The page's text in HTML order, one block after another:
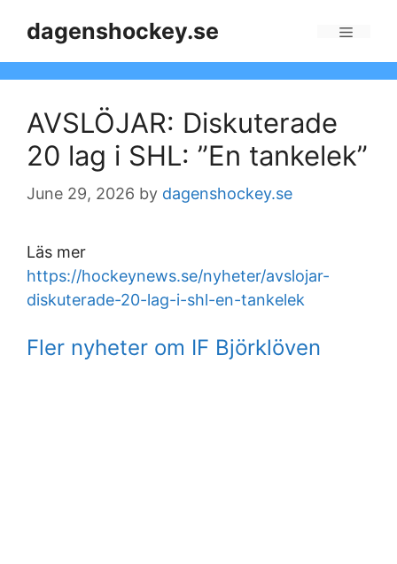
dagenshockey.se
AVSLÖJAR: Diskuterade
20 lag i SHL: ”En tankelek”
June 29, 2026 by dagenshockey.se
Läs mer
https://hockeynews.se/nyheter/avslojar-
diskuterade-20-lag-i-shl-en-tankelek
Fler nyheter om IF Björklöven